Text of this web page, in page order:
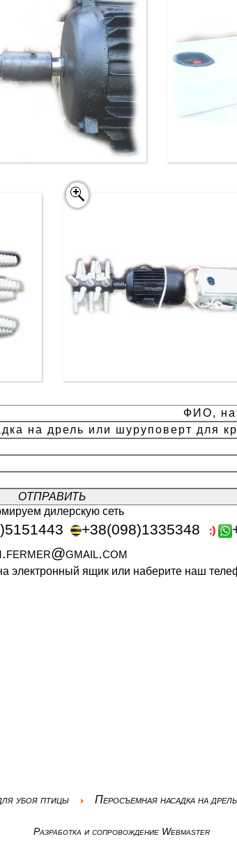
дилерскую сеть
+38(098)1335348
электронный ящик или наберите наш
убоя птицы Перосъемная насадка на
Разработка и сопровождение Webmaster